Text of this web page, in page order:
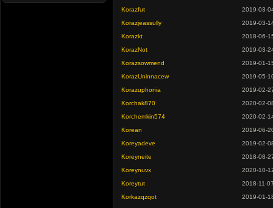
Korazfut
2019-03-
Korazjeassully
2019-03-
Korazkt
2018-06-
KorazNot
2019-03-
Korazsowmend
2019-01-
KorazUninnacew
2019-05-
Korazuphonia
2019-02-
Korchak870
2020-02-
Korchemkin574
2020-02-
Korean
2019-06-
Koreyadeve
2019-02-
Koreyneite
2018-08-
Koreynuvx
2020-10-
Koreytut
2018-11-
Korkazqzqot
2019-01-